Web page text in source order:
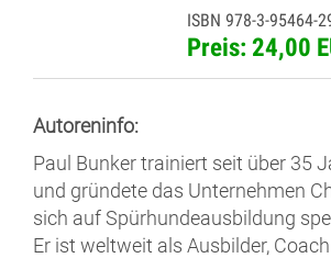
ISBN 978-3-95464-
Preis: 24,00
Autoreninfo:
Paul Bunker trainiert seit über 35
und gründete das Unternehmen
sich auf Spürhundeausbildung
Er ist weltweit als Ausbilder,